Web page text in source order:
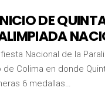
DE
Nacional de la
Colima en donde
6 medallas…